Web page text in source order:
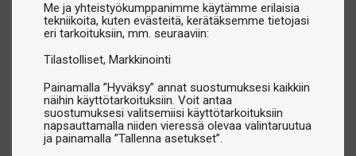
Me ja yhteistyökumppanimme käytämme erilaisia
tekniikoita, kuten evästeitä, kerätäksemme tietojasi
eri tarkoituksiin, mm. seuraaviin:
Tilastolliset Markkinointi
Painamalla ”Hyväksy” annat suostumuksesi kaikkiin
näihin käyttötarkoituksiin. Voit antaa
suostumuksesi valitsemiisi käyttötarkoituksiin
napsauttamalla niiden vieressä olevaa valintaruutua
ja painamalla ”Tallenna asetukset”.